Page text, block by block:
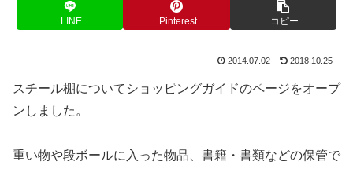
LINE Pinterest コピー
2014.07.02 2018.10.25
スチール棚についてショッピングガイドのページをオープ
ンしました。
重い物や段ボールに入った物品、書籍・書類などの保管で